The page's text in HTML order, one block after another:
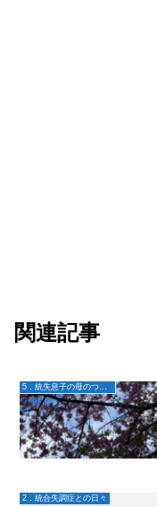
関連記事
5．統失息子の母のつぶやき
2．統合失調症との日々